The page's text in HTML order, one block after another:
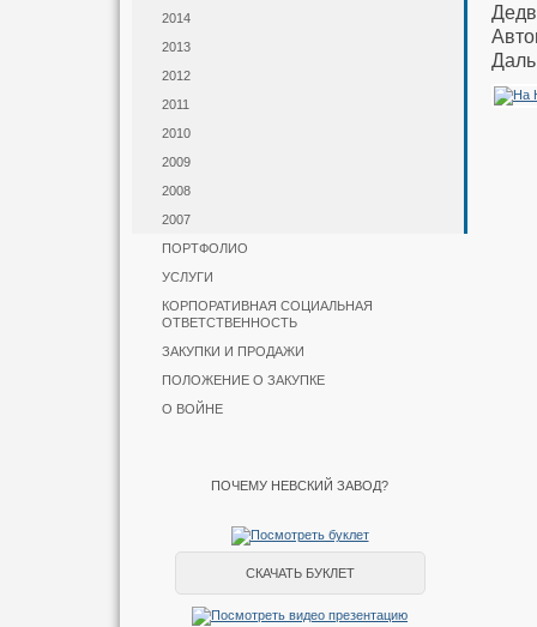
2014
2013
2012
2011
2010
2009
2008
2007
ПОРТФОЛИО
УСЛУГИ
КОРПОРАТИВНАЯ СОЦИАЛЬНАЯ
ОТВЕТСТВЕННОСТЬ
ЗАКУПКИ И ПРОДАЖИ
ПОЛОЖЕНИЕ О ЗАКУПКЕ
О ВОЙНЕ
ПОЧЕМУ НЕВСКИЙ ЗАВОД?
СКАЧАТЬ БУКЛЕТ